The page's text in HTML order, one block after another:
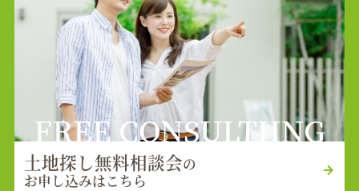
FREE CONSULTIING
土地探し無料相談会の
お申し込みはこちら